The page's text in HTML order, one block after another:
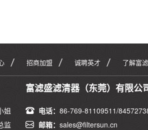
招商加盟 诚聘英才 了解富
姐
监
富滤盛滤清器（东莞）有限公
电话： 86-769-81109511/
邮箱： sales@filtersun.cn